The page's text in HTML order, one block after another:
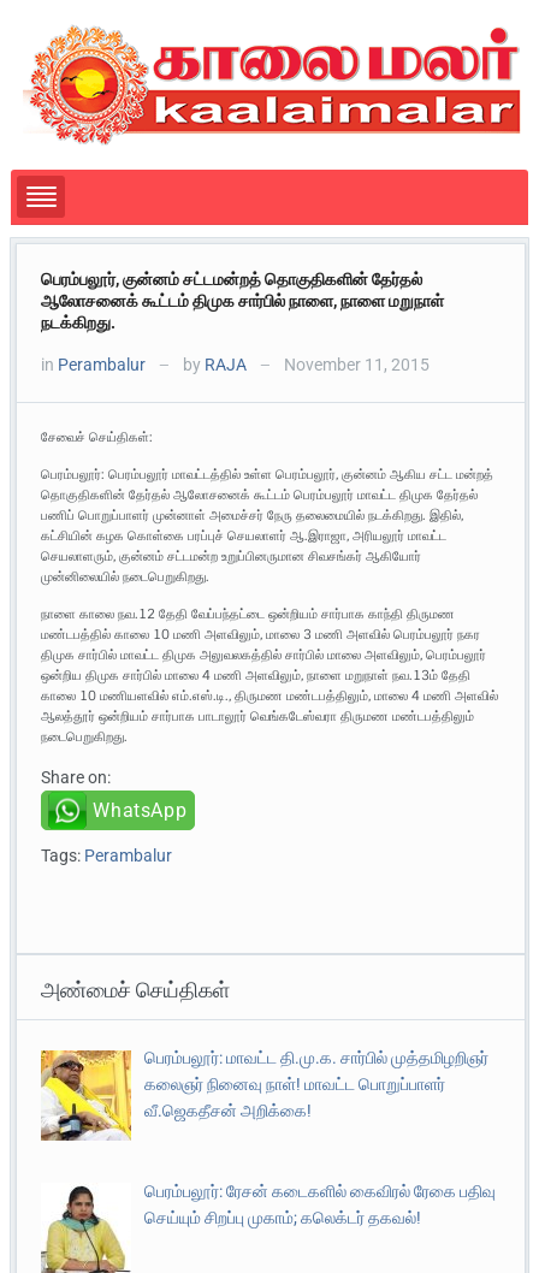
பெரம்பலூர், குன்னம் சட்டமன்றத் தொகுதிகளின் தேர்தல்
ஆலோசனைக் கூட்டம் திமுக சார்பில் நாளை, நாளை மறுநாள்
நடக்கிறது.
in Perambalur — by RAJA — November 11, 2015
சேவைச் செய்திகள்:
பெரம்பலூர்: பெரம்பலூர் மாவட்டத்தில் உள்ள பெரம்பலூர், குன்னம் ஆகிய சட்ட மன்றத்
தொகுதிகளின் தேர்தல் ஆலோசனைக் கூட்டம் பெரம்பலூர் மாவட்ட திமுக தேர்தல்
பணிப் பொறுப்பாளர் முன்னாள் அமைச்சர் நேரு தலைமையில் நடக்கிறது. இதில்,
கட்சியின் கழக கொள்கை பரப்புச் செயலாளர் ஆ.இராஜா, அரியலூர் மாவட்ட
செயலாளரும், குன்னம் சட்டமன்ற உறுப்பினருமான சிவசங்கர் ஆகியோர்
முன்னிலையில் நடைபெறுகிறது.
நாளை காலை நவ.12 தேதி வேப்பந்தட்டை ஒன்றியம் சார்பாக காந்தி திருமண
மண்டபத்தில் காலை 10 மணி அளவிலும், மாலை 3 மணி அளவில் பெரம்பலூர் நகர
திமுக சார்பில் மாவட்ட திமுக அலுவலகத்தில் சார்பில் மாலை அளவிலும், பெரம்பலூர்
ஒன்றிய திமுக சார்பில் மாலை 4 மணி அளவிலும், நாளை மறுநாள் நவ.13ம் தேதி
காலை 10 மணியளவில் எம்.எஸ்.டி., திருமண மண்டபத்திலும், மாலை 4 மணி அளவில்
ஆலத்தூர் ஒன்றியம் சார்பாக பாடாலூர் வெங்கடேஸ்வரா திருமண மண்டபத்திலும்
நடைபெறுகிறது.
Share on:
WhatsApp
Tags: Perambalur
அண்மைச் செய்திகள்
பெரம்பலூர்: மாவட்ட தி.மு.க. சார்பில் முத்தமிழறிஞர்
கலைஞர் நினைவு நாள்! மாவட்ட பொறுப்பாளர்
வீ.ஜெகதீசன் அறிக்கை!
பெரம்பலூர்: ரேசன் கடைகளில் கைவிரல் ரேகை பதிவு
செய்யும் சிறப்பு முகாம்; கலெக்டர் தகவல்!